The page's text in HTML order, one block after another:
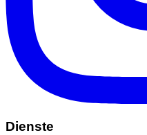
Dienste